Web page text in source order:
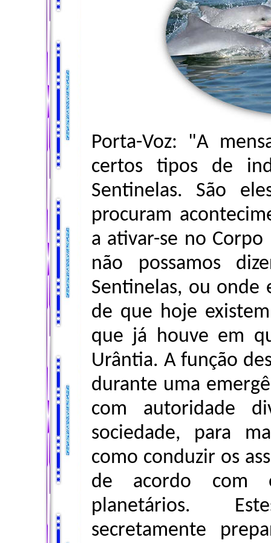
Porta-Voz: "A
certos tipos de
Sentinelas. São
procuram
a ativar-se no
não possamos
Sentinelas, ou onde
de que hoje
que já houve em
Urântia. A função
durante uma
com autoridade
sociedade, para
como conduzir os
de acordo com
planetários.
secretamente